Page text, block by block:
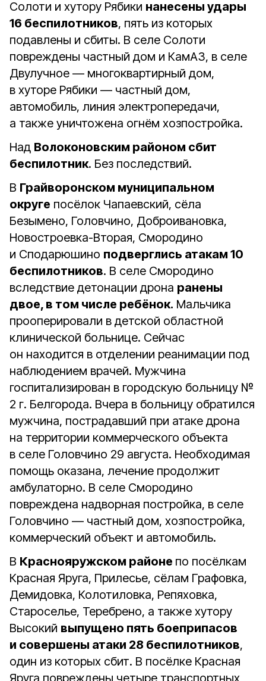
Солоти и хутору Рябики нанесены удары
16 беспилотников, пять из которых
подавлены и сбиты. В селе Солоти
повреждены частный дом и КамАЗ, в селе
Двулучное — многоквартирный дом,
в хуторе Рябики — частный дом,
автомобиль, линия электропередачи,
а также уничтожена огнём хозпостройка.
Над Волоконовским районом сбит
беспилотник. Без последствий.
В Грайворонском муниципальном
округе посёлок Чапаевский, сёла
Безымено, Головчино, Доброивановка,
Новостроевка-Вторая, Смородино
и Сподарюшино подверглись атакам 10
беспилотников. В селе Смородино
вследствие детонации дрона ранены
двое, в том числе ребёнок. Мальчика
прооперировали в детской областной
клинической больнице. Сейчас
он находится в отделении реанимации под
наблюдением врачей. Мужчина
госпитализирован в городскую больницу №
2 г. Белгорода. Вчера в больницу обратился
мужчина, пострадавший при атаке дрона
на территории коммерческого объекта
в селе Головчино 29 августа. Необходимая
помощь оказана, лечение продолжит
амбулаторно. В селе Смородино
повреждена надворная постройка, в селе
Головчино — частный дом, хозпостройка,
коммерческий объект и автомобиль.
В Краснояружском районе по посёлкам
Красная Яруга, Прилесье, сёлам Графовка,
Демидовка, Колотиловка, Репяховка,
Староселье, Теребрено, а также хутору
Высокий выпущено пять боеприпасов
и совершены атаки 28 беспилотников,
один из которых сбит. В посёлке Красная
Яруга повреждены четыре транспортных